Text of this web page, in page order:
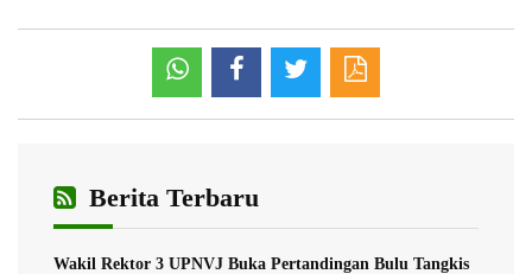
Berita Terbaru
Wakil Rektor 3 UPNVJ Buka Pertandingan Bulu Tangkis